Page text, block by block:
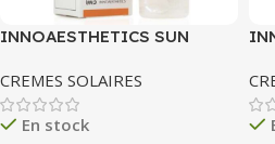
INNOAESTHETICS SUN
CREMES SOLAIRES
En stock